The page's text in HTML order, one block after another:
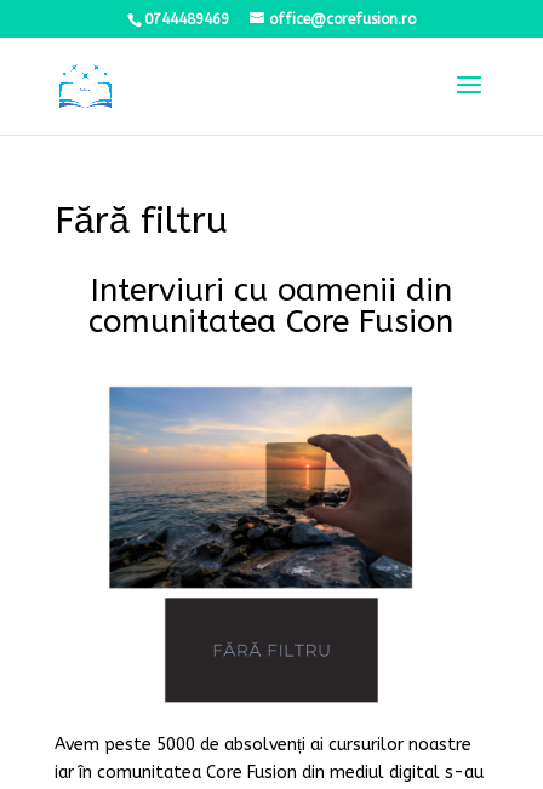
0744489469 office@corefusion.ro
Fără filtru
Interviuri cu oamenii din
comunitatea Core Fusion
Avem peste 5000 de absolvenți ai cursurilor noastre
iar în comunitatea Core Fusion din mediul digital s-au